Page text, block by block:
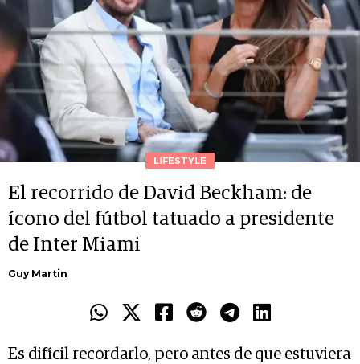
LIFESTYLE
El recorrido de David Beckham: de
ícono del fútbol tatuado a presidente
de Inter Miami
Guy Martin
Es difícil recordarlo, pero antes de que estuviera